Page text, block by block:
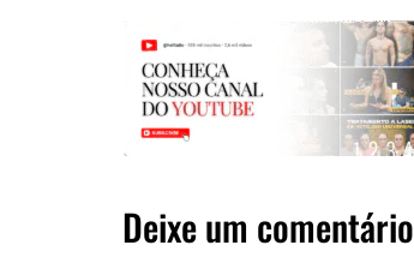
Deixe um comentário